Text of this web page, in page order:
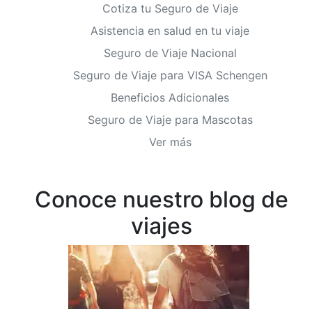
Cotiza tu Seguro de Viaje
Asistencia en salud en tu viaje
Seguro de Viaje Nacional
Seguro de Viaje para VISA Schengen
Beneficios Adicionales
Seguro de Viaje para Mascotas
Ver más
Conoce nuestro blog de
viajes